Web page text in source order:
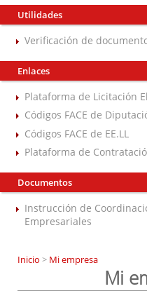
Utilidades
Verificación de
Enlaces
Plataforma de Licitación
Códigos FACE de
Códigos FACE de EE.LL
Plataforma de
Documentos
Instrucción de
Empresariales
Inicio > Mi empresa
Mi